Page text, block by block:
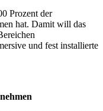
Prozent der
hat. Damit will das
und fest installierte